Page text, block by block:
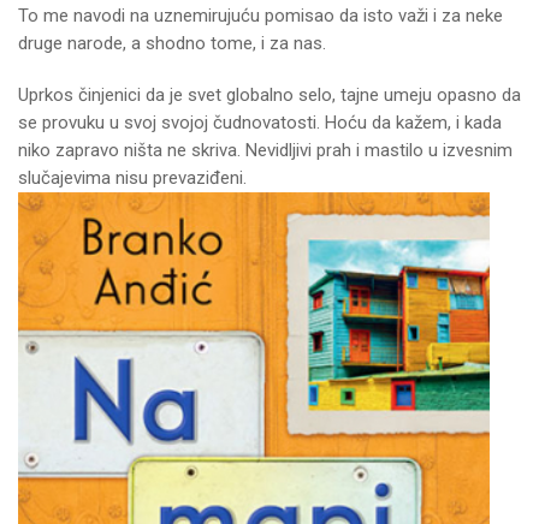
To me navodi na uznemirujuću pomisao da isto važi i za neke
druge narode, a shodno tome, i za nas.
Uprkos činjenici da je svet globalno selo, tajne umeju opasno da
se provuku u svoj svojoj čudnovatosti. Hoću da kažem, i kada
niko zapravo ništa ne skriva. Nevidljivi prah i mastilo u izvesnim
slučajevima nisu prevaziđeni.